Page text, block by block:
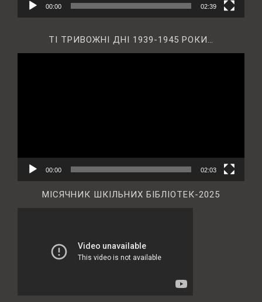
00:00 02:39
ТІ ТРИВОЖНІ ДНІ 1939-1945 РОКИ…
00:00 02:03
МІСЯЧНИК ШКІЛЬНИХ БІБЛІОТЕК-2025